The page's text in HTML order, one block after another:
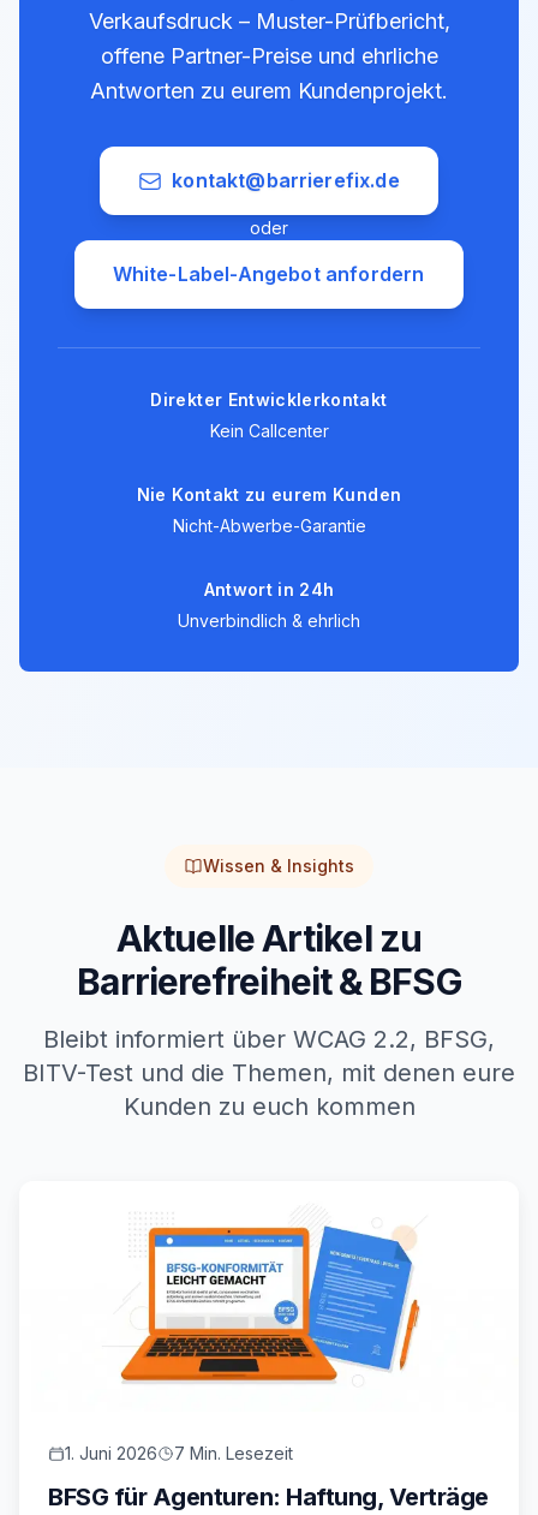
Verkaufsdruck – Muster-Prüfbericht,
offene Partner-Preise und ehrliche
Antworten zu eurem Kundenprojekt.
kontakt@barrierefix.de
oder
White-Label-Angebot anfordern
Direkter Entwicklerkontakt
Kein Callcenter
Nie Kontakt zu eurem Kunden
Nicht-Abwerbe-Garantie
Antwort in 24h
Unverbindlich & ehrlich
Wissen & Insights
Aktuelle Artikel zu
Barrierefreiheit & BFSG
Bleibt informiert über WCAG 2.2, BFSG,
BITV-Test und die Themen, mit denen eure
Kunden zu euch kommen
1. Juni 2026 7 Min. Lesezeit
BFSG für Agenturen: Haftung, Verträge